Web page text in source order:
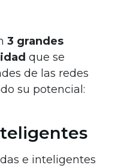
3 grandes
que se
de las redes
su potencial:
e inteligentes